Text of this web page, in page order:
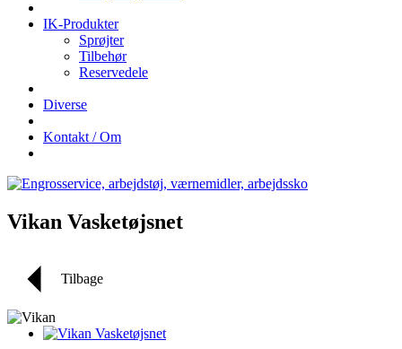
IK-Produkter
Sprøjter
Tilbehør
Reservedele
Diverse
Kontakt / Om
Vikan Vasketøjsnet
Tilbage